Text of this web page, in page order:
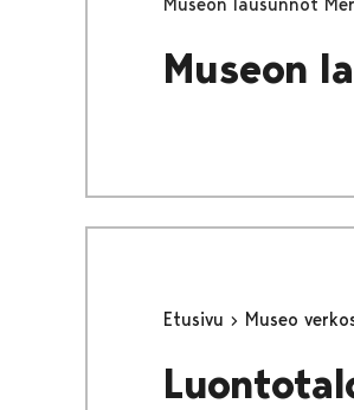
Museon
Etusivu Museo